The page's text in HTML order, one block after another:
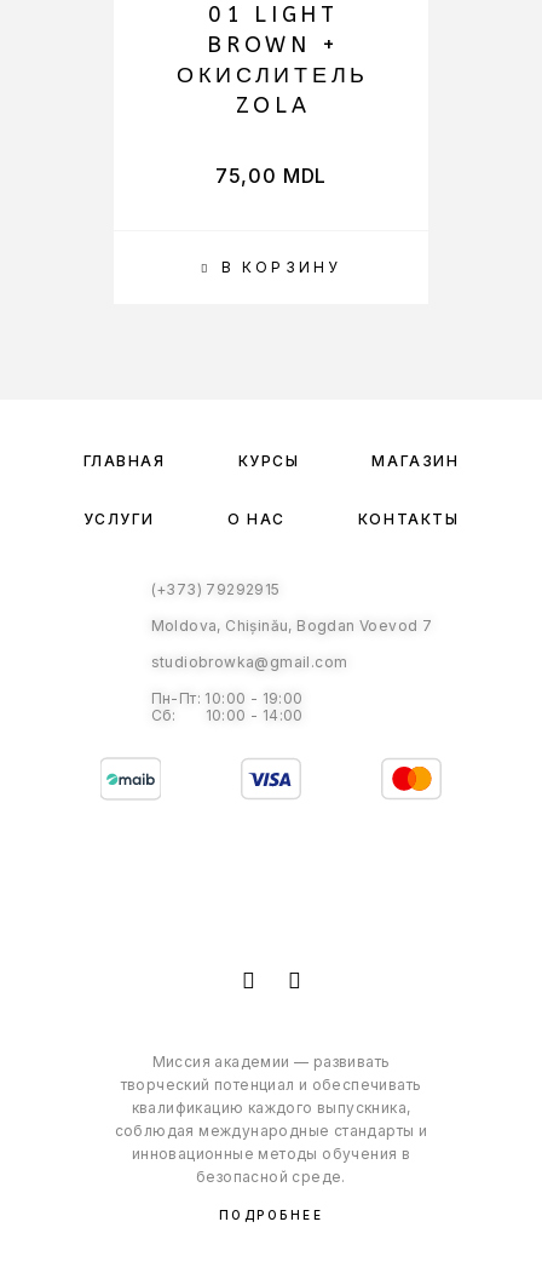
В КОРЗИНУ
01 LIGHT
BROWN +
ОКИСЛИТЕЛЬ
ZOLA
75,00 MDL
ГЛАВНАЯ КУРСЫ МАГАЗИН
УСЛУГИ О НАС КОНТАКТЫ
(+373) 79292915
Moldova, Chișinău, Bogdan Voevod 7
studiobrowka@gmail.com
Пн-Пт: 10:00 - 19:00
Сб: 10:00 - 14:00
Миссия академии — развивать
творческий потенциал и обеспечивать
квалификацию каждого выпускника,
соблюдая международные стандарты и
инновационные методы обучения в
безопасной среде.
ПОДРОБНЕЕ